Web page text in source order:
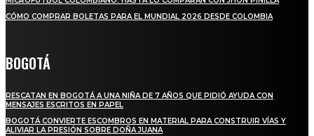
CÓMO COMPRAR BOLETAS PARA EL MUNDIAL 2026 DESDE COLOMBIA
BOGOTÁ
RESCATAN EN BOGOTÁ A UNA NIÑA DE 7 AÑOS QUE PIDIÓ AYUDA CON
MENSAJES ESCRITOS EN PAPEL
BOGOTÁ CONVIERTE ESCOMBROS EN MATERIAL PARA CONSTRUIR VÍAS Y
ALIVIAR LA PRESIÓN SOBRE DOÑA JUANA